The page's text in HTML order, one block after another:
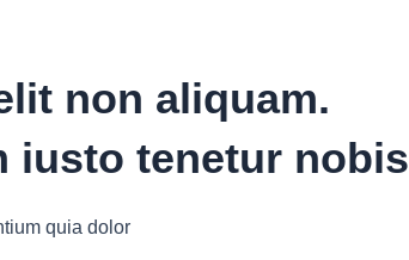
non aliquam.
iusto tenetur nobis
quia dolor